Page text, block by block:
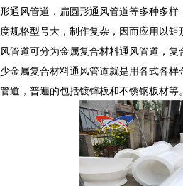
形通风管道，扁圆形通风管道等多种多
度规格型号大，制作复杂，因而应用以
风管道可分为金属复合材料通风管道，
少金属复合材料通风管道就是用各式各
管道，普遍的包括镀锌板和不锈钢板材等。